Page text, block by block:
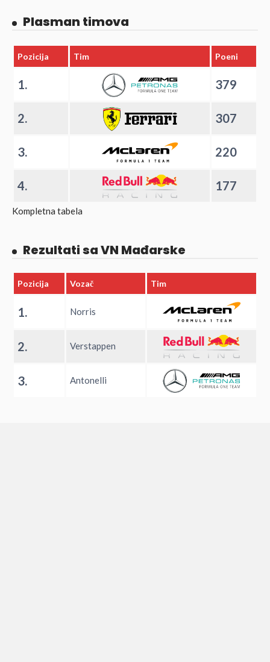
Plasman timova
Pozicija Tim Poeni
1. 379
2. 307
3. 220
4. 177
Kompletna tabela
Rezultati sa VN Mađarske
Pozicija Vozač Tim
1. Norris
2. Verstappen
3. Antonelli